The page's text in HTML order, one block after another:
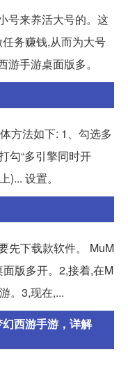
号来养活大号的。这
务赚钱,从而为大号
手游桌面版多。
方法如下: 1、勾选多
勾“多引擎同时开
)... 设置。
先下载款软件。 MuM
版多开。2,接着,在M
。3,现在,...
西游手游，详解